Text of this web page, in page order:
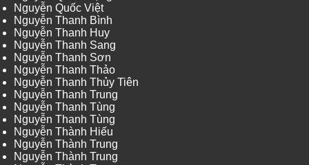
Nguyễn Quốc Việt
Nguyễn Thanh Bình
Nguyễn Thanh Huy
Nguyễn Thanh Sang
Nguyễn Thanh Sơn
Nguyễn Thanh Thảo
Nguyễn Thanh Thủy Tiên
Nguyễn Thanh Trung
Nguyễn Thanh Tùng
Nguyễn Thanh Tùng
Nguyễn Thành Hiếu
Nguyễn Thành Trung
Nguyễn Thành Trung